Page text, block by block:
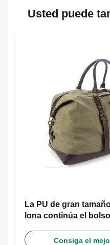
Usted puede
La PU de gran
lona continúa el
Consiga el